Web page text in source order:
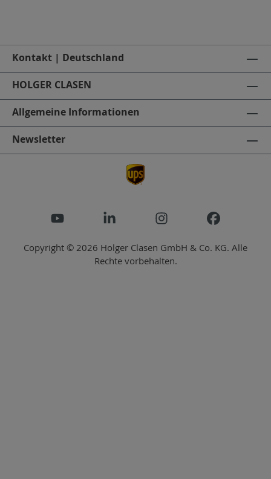
Kontakt | Deutschland
HOLGER CLASEN
Allgemeine Informationen
Newsletter
Copyright © 2026 Holger Clasen GmbH & Co. KG. Alle
Rechte vorbehalten.